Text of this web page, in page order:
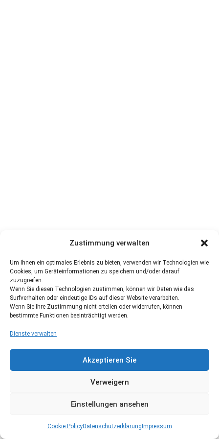
Zustimmung verwalten
Um Ihnen ein optimales Erlebnis zu bieten, verwenden wir Technologien wie
Cookies, um Geräteinformationen zu speichern und/oder darauf
zuzugreifen.
Wenn Sie diesen Technologien zustimmen, können wir Daten wie das
Surfverhalten oder eindeutige IDs auf dieser Website verarbeiten.
Wenn Sie Ihre Zustimmung nicht erteilen oder widerrufen, können
bestimmte Funktionen beeinträchtigt werden.
Dienste verwalten
Akzeptieren Sie
Verweigern
Einstellungen ansehen
Cookie PolicyDatenschutzerklärung Impressum